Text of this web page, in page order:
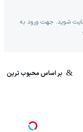
شوید. جهت ورود به
بر اساس محبوب ترین